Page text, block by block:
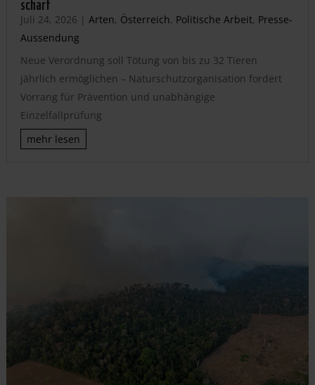
Juli 24, 2026 | Arten, Österreich, Politische Arbeit, Presse-
Aussendung
Neue Verordnung soll Tötung von bis zu 32 Tieren
jährlich ermöglichen – Naturschutzorganisation fordert
Vorrang für Prävention und unabhängige
Einzelfallprüfung
mehr lesen